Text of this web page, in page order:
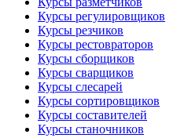
Курсы регулировщиков
Курсы резчиков
Курсы рестовраторов
Курсы сборщиков
Курсы сварщиков
Курсы слесарей
Курсы сортировщиков
Курсы составителей
Курсы станочников